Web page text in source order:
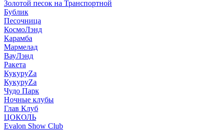
Золотой песок на Транспортной
Бублик
Песочница
КосмоЛэнд
Карамба
Мармелад
ВауЛэнд
Ракета
КукуруZа
КукуруZа
Чудо Парк
Ночные клубы
Глав Клуб
ЦОКОЛЬ
Evalon Show Club